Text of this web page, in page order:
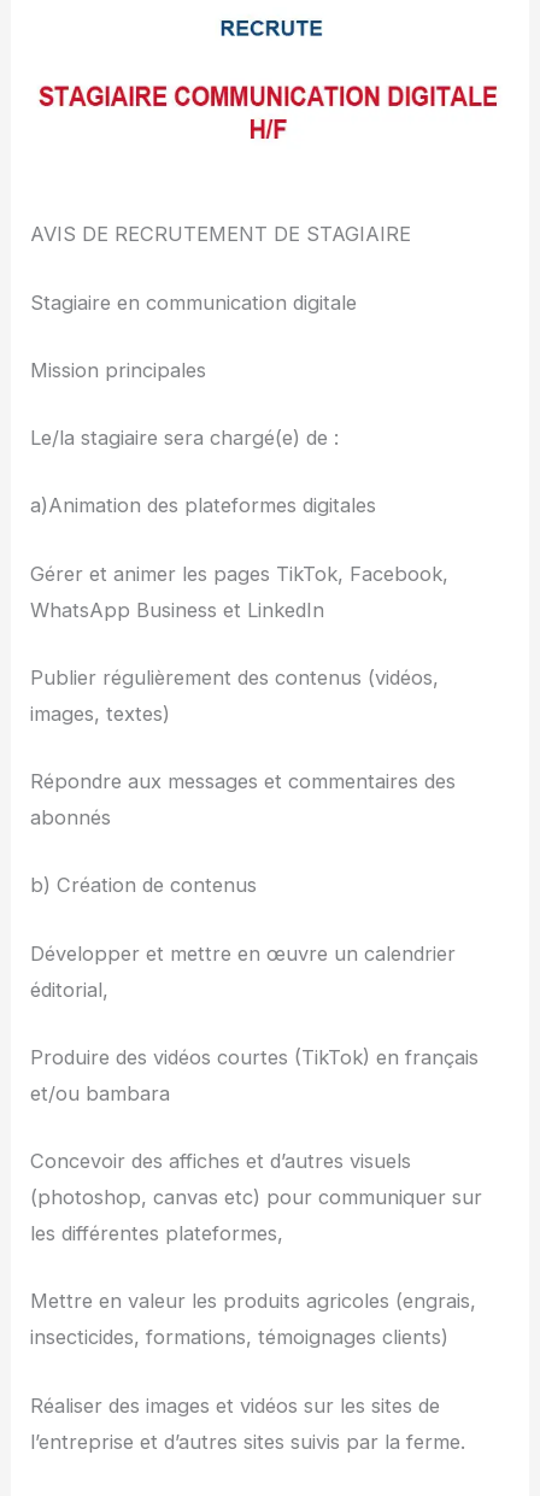
AVIS DE RECRUTEMENT DE STAGIAIRE
Stagiaire en communication digitale
Mission principales
Le/la stagiaire sera chargé(e) de :
a)Animation des plateformes digitales
Gérer et animer les pages TikTok, Facebook,
WhatsApp Business et LinkedIn
Publier régulièrement des contenus (vidéos,
images, textes)
Répondre aux messages et commentaires des
abonnés
b) Création de contenus
Développer et mettre en œuvre un calendrier
éditorial,
Produire des vidéos courtes (TikTok) en français
et/ou bambara
Concevoir des affiches et d’autres visuels
(photoshop, canvas etc) pour communiquer sur
les différentes plateformes,
Mettre en valeur les produits agricoles (engrais,
insecticides, formations, témoignages clients)
Réaliser des images et vidéos sur les sites de
l’entreprise et d’autres sites suivis par la ferme.